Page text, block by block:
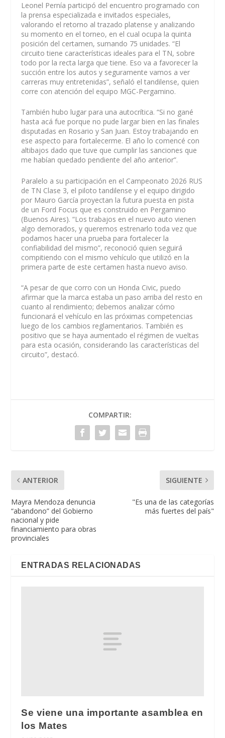
Leonel Pernía participó del encuentro programado con
la prensa especializada e invitados especiales,
valorando el retorno al trazado platense y analizando
su momento en el torneo, en el cual ocupa la quinta
posición del certamen, sumando 75 unidades. “El
circuito tiene características ideales para el TN, sobre
todo por la recta larga que tiene. Eso va a favorecer la
succión entre los autos y seguramente vamos a ver
carreras muy entretenidas”, señaló el tandilense, quien
corre con atención del equipo MGC-Pergamino.
También hubo lugar para una autocrítica. “Si no gané
hasta acá fue porque no pude largar bien en las finales
disputadas en Rosario y San Juan. Estoy trabajando en
ese aspecto para fortalecerme. El año lo comencé con
altibajos dado que tuve que cumplir las sanciones que
me habían quedado pendiente del año anterior”.
Paralelo a su participación en el Campeonato 2026 RUS
de TN Clase 3, el piloto tandilense y el equipo dirigido
por Mauro García proyectan la futura puesta en pista
de un Ford Focus que es construido en Pergamino
(Buenos Aires). “Los trabajos en el nuevo auto vienen
algo demorados, y queremos estrenarlo toda vez que
podamos hacer una prueba para fortalecer la
confiabilidad del mismo”, reconoció quien seguirá
compitiendo con el mismo vehículo que utilizó en la
primera parte de este certamen hasta nuevo aviso.
“A pesar de que corro con un Honda Civic, puedo
afirmar que la marca estaba un paso arriba del resto en
cuanto al rendimiento; debemos analizar cómo
funcionará el vehículo en las próximas competencias
luego de los cambios reglamentarios. También es
positivo que se haya aumentado el régimen de vueltas
para esta ocasión, considerando las características del
circuito”, destacó.
COMPARTIR:
ANTERIOR
Mayra Mendoza denuncia
“abandono” del Gobierno
nacional y pide
financiamiento para obras
provinciales
SIGUIENTE
"Es una de las categorías
más fuertes del país"
ENTRADAS RELACIONADAS
Se viene una importante asamblea en
los Mates